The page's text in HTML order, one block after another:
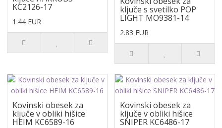
KC2126-17
1.44 EUR
ključe s svetilko POP
LIGHT MO9381-14
2.83 EUR
Kovinski obesek za
ključe v obliki hišice
HEIM KC6589-16
Kovinski obesek za
ključe v obliki hišice
SNIPER KC6486-17